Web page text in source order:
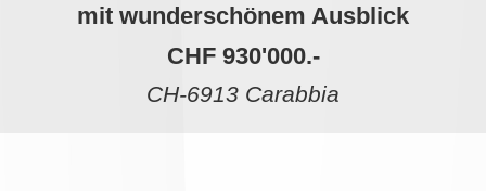
mit wunderschönem Ausblick
CHF 930'000.-
CH-6913 Carabbia